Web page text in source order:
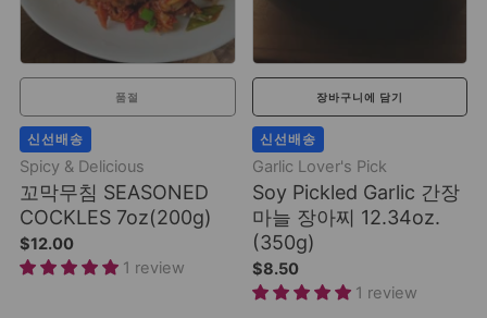
품절
신선배송
Spicy & Delicious
꼬막무침 SEASONED
COCKLES 7oz(200g)
$12.00
1 review
장바구니에 담기
신선배송
Garlic Lover's Pick
Soy Pickled Garlic 간장
마늘 장아찌 12.34oz.
(350g)
$8.50
1 review